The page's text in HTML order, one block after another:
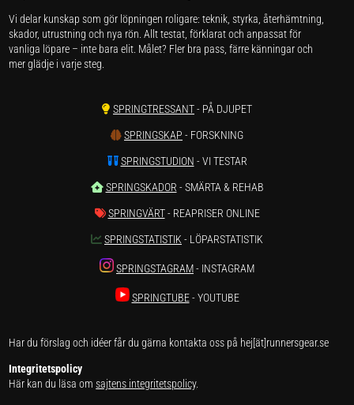
Vi delar kunskap som gör löpningen roligare: teknik, styrka, återhämtning,
skador, utrustning och nya rön. Allt testat, förklarat och anpassat för
vanliga löpare – inte bara elit. Målet? Fler bra pass, färre känningar och
mer glädje i varje steg.
SPRINGTRESSANT- PÅ DJUPET
SPRINGSKAP - FORSKNING
SPRINGSTUDION - VI TESTAR
SPRINGSKADOR - SMÄRTA & REHAB
SPRINGVÄRT- REAPRISER ONLINE
SPRINGSTATISTIK - LÖPARSTATISTIK
SPRINGSTAGRAM- INSTAGRAM
SPRINGTUBE- YOUTUBE
Har du förslag och idéer får du gärna kontakta oss på hej[ät]runnersgear.se
Integritetspolicy
Här kan du läsa omsajtens integritetspolicy.